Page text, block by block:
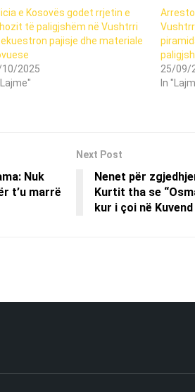
e Kosovës godet rrjetin e
të paligjshëm në Vushtrri
pajisje dhe materiale
2025
25/09/
In
Nuk
t’u marrë
Next Post
Nenet për
Kurtit tha se
kur i çoi në Kuvend